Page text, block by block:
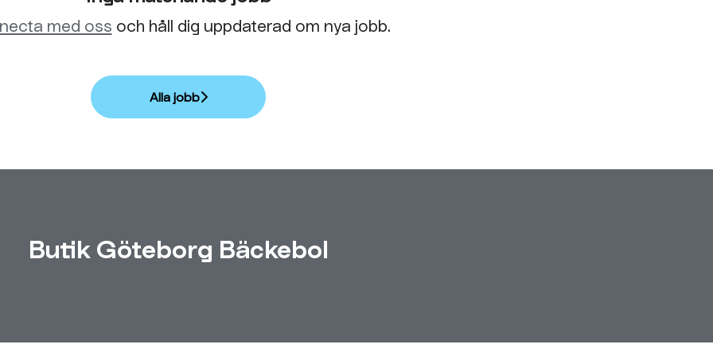
med oss och håll dig uppdaterad om nya jobb.
Alla jobb
Butik Göteborg Bäckebol